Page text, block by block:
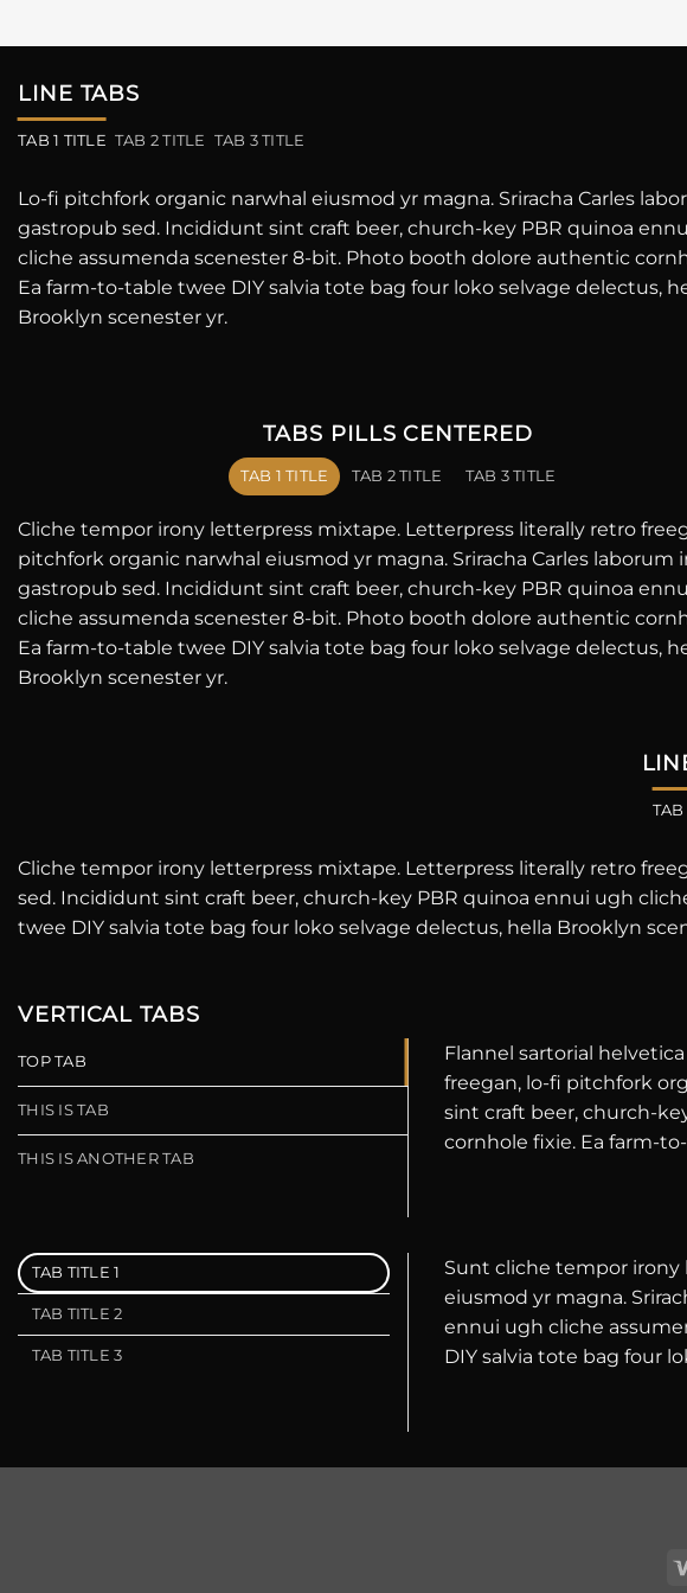
LINE TABS
TAB 1 TITLE TAB 2 TITLE TAB 3 TITLE
Lo-fi pitchfork organic narwhal eiusmod yr magna. Sriracha Carles
gastropub sed. Incididunt sint craft beer, church-key PBR quinoa
cliche assumenda scenester 8-bit. Photo booth dolore authentic
Ea farm-to-table twee DIY salvia tote bag four loko selvage delectus,
Brooklyn scenester yr.
TABS PILLS CENTERED
TAB 1 TITLE TAB 2 TITLE TAB 3 TITLE
Cliche tempor irony letterpress mixtape. Letterpress literally retro
pitchfork organic narwhal eiusmod yr magna. Sriracha Carles laborum
gastropub sed. Incididunt sint craft beer, church-key PBR quinoa
cliche assumenda scenester 8-bit. Photo booth dolore authentic
Ea farm-to-table twee DIY salvia tote bag four loko selvage delectus,
Brooklyn scenester yr.
TAB
Cliche tempor irony letterpress mixtape. Letterpress literally retro
sed. Incididunt sint craft beer, church-key PBR quinoa ennui ugh
twee DIY salvia tote bag four loko selvage delectus, hella Brooklyn
VERTICAL TABS
TOP TAB
THIS IS TAB
THIS IS ANOTHER TAB
Flannel sartorial
freegan, lo-fi pitchfork
sint craft beer, church-
cornhole fixie. Ea farm-
TAB TITLE 1
TAB TITLE 2
TAB TITLE 3
Sunt cliche tempor irony
eiusmod yr magna.
ennui ugh cliche
DIY salvia tote bag four